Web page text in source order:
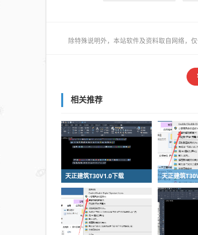
除特殊说明外，本站软件及资料取自网络，
相关推荐
天正建筑T30V1.0下载 天正建筑